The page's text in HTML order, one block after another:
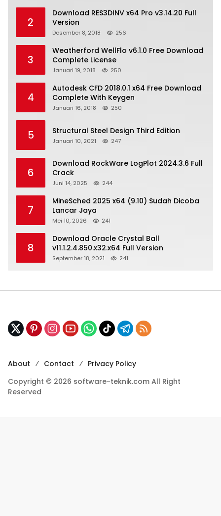
2
Download RES3DINV x64 Pro v3.14.20 Full
Version
Desember 8, 2018 256
3
Weatherford WellFlo v6.1.0 Free Download
Complete License
Januari 19, 2018 250
4
Autodesk CFD 2018.0.1 x64 Free Download
Complete With Keygen
Januari 16, 2018 250
5 Structural Steel Design Third Edition
Januari 10, 2021 247
6
Download RockWare LogPlot 2024.3.6 Full
Crack
Juni 14, 2025 244
7
MineSched 2025 x64 (9.10) Sudah Dicoba
Lancar Jaya
Mei 10, 2026 241
8
Download Oracle Crystal Ball
v11.1.2.4.850.x32.x64 Full Version
September 18, 2021 241
About Contact
Privacy Policy
Copyright © 2026 software-teknik.com All Right
Reserved